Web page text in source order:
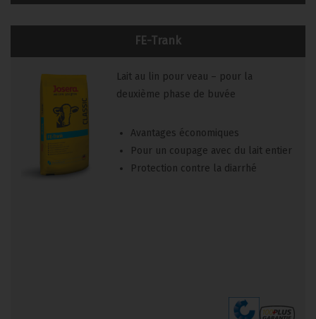
FE-Trank
Lait au lin pour veau – pour la
deuxième phase de buvée
Avantages économiques
Pour un coupage avec du lait entier
Protection contre la diarrhé